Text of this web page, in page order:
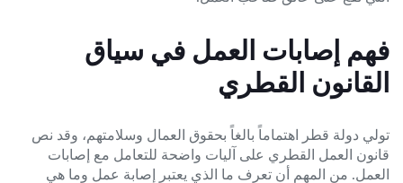
فهم إصابات العمل في سياق
القانون القطري
تولي دولة قطر اهتماماً بالغاً بحقوق العمال وسلامتهم، وقد نص
قانون العمل القطري على آليات واضحة للتعامل مع إصابات
العمل. من المهم أن تعرف ما الذي يعتبر إصابة عمل وما هي